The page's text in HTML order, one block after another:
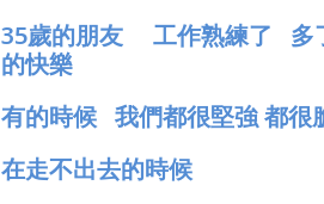
35歲的朋友 工作熟練了 多
的快樂
有的時候 我們都很堅強 都很
在走不出去的時候